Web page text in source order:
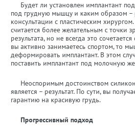
Будет ли установлен имплантант
под грудную мышцу и каким образом –
консультации с пластическим
считается более желательным с точки
результата, но не всегда это
вы активно занимаетесь спортом, то
деформировать имплантант. В этом
поставить имплантант под молочную
Неоспоримым достоинством
является – результат. По сути, вы
гарантию на красивую грудь.
Прогрессивный подход